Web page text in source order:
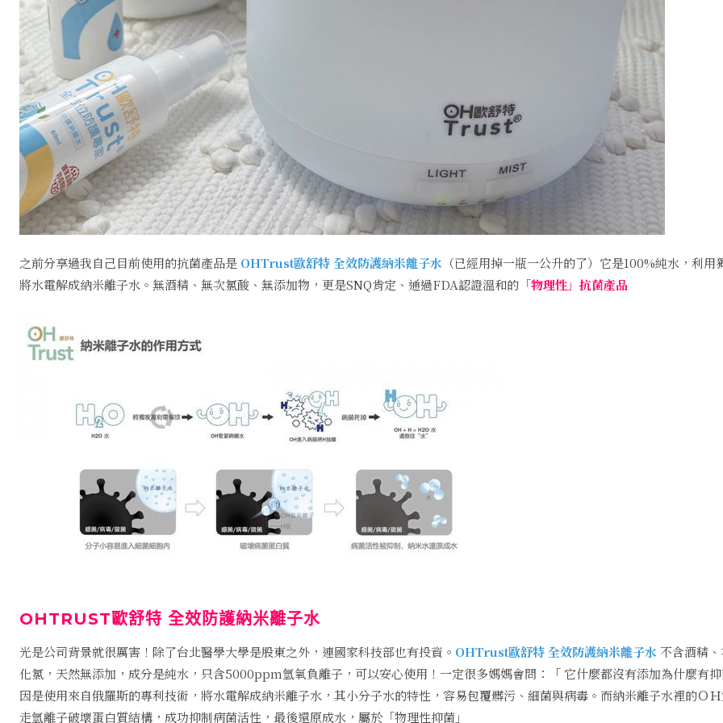
之前分享過我自己目前使用的抗菌產品是 OHTrust歐舒特 全效防護納米離子水 （已經用掉一瓶一公升的了）它是100%純水，利用
將水電解成納米離子水。無酒精、無次氯酸、無添加物，更是SNQ肯定、通過FDA認證溫和的 「物理性」抗菌產品
OHTRUST歐舒特 全效防護納米離子水
光是公司背景就很厲害！除了台北醫學大學是股東之外，連國家科技部也有投資。 OHTrust歐舒特 全效防護納米離子水 不含酒精
化氯，天然無添加，成分是純水，只含5000ppm氫氧負離子，可以安心使用！一定很多媽媽會問：「 它什麼都沒有添加為什麼有
因是使用來自俄羅斯的專利技術，將水電解成納米離子水，其小分子水的特性，容易包覆髒污、細菌與病毒。而納米離子水裡的Ｏ
走氫離子破壞蛋白質結構，成功抑制病菌活性，最後還原成水，屬於「物理性抑菌」